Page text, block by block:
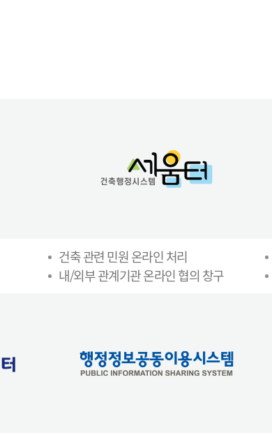
건축 관련 민원 온라인 처리
내/외부 관계기관 온라인 협의 창구